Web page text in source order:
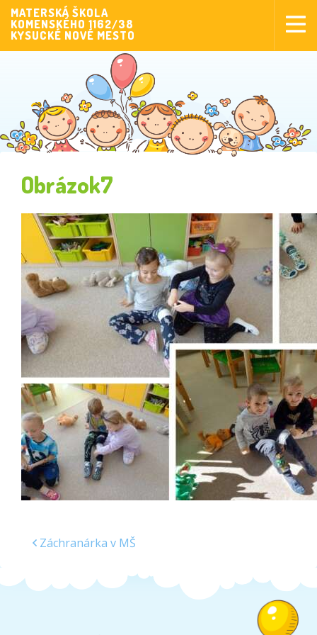
Aktivity pre deti
Fotogaléria
Naša škola
Prijímanie detí
Dokumenty
Krúžková činnosť
Zverejňovanie
Školská jedáleň
Jedálny lístok
Kontakt
Ochrana osobných
údajov – GDPR
Vzdelávanie
zamestnancov
MATERSKÁ ŠKOLA
KOMENSKÉHO 1162/38
KYSUCKÉ NOVÉ MESTO
Obrázok7
Záchranárka v MŠ